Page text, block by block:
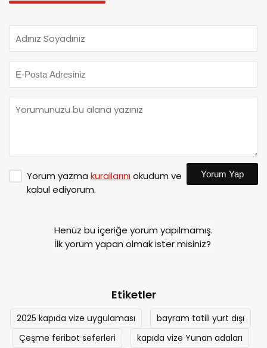
Yorum yazma kurallarınıokudum ve
kabul ediyorum.
Yorum Yap
Henüz bu içeriğe yorum yapılmamış.
İlk yorum yapan olmak ister misiniz?
Etiketler
2025 kapıda vize uygulaması
bayram tatili yurt dışı
Çeşme feribot seferleri
kapıda vize Yunan adaları